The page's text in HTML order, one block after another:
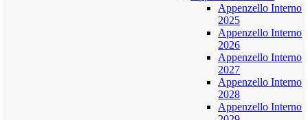
Appenzello Interno
2025
Appenzello Interno
2026
Appenzello Interno
2027
Appenzello Interno
2028
Appenzello Interno